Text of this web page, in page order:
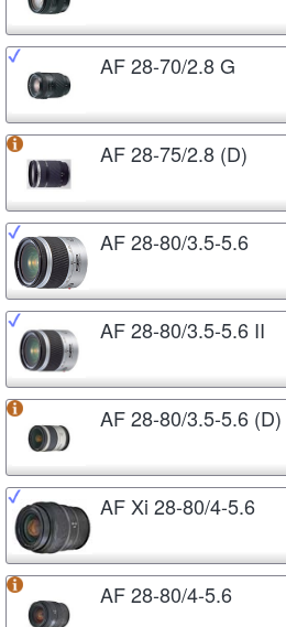
AF 28-70/2.8 G
AF 28-75/2.8 (D)
AF 28-80/3.5-5.6
AF 28-80/3.5-5.6 II
AF 28-80/3.5-5.6 (D)
AF Xi 28-80/4-5.6
AF 28-80/4-5.6